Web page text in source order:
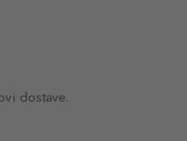
dostave.